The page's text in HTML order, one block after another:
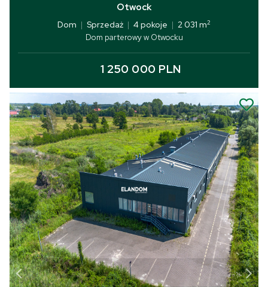
Otwock
Dom | Sprzedaż | 4 pokoje | 2 031 m2
Dom parterowy w Otwocku
1 250 000 PLN